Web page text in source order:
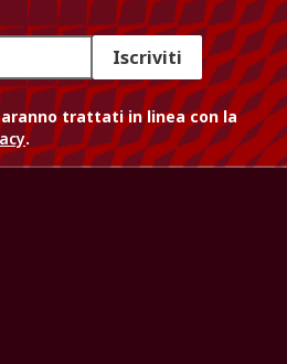
Iscriviti
trattati in linea con la
.